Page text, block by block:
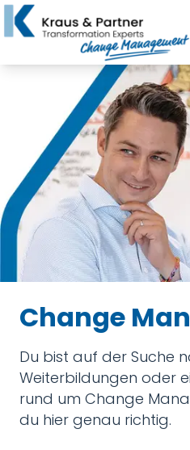
Change
Du bist auf der Suche
Weiterbildungen oder
rund um Change
du hier genau richtig.